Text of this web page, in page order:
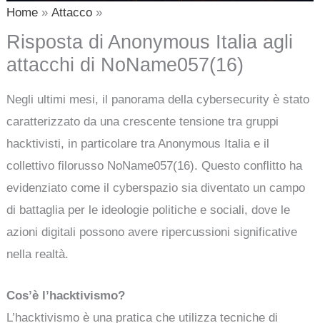
Home Attacco
Risposta di Anonymous Italia agli
attacchi di NoName057(16)
Negli ultimi mesi, il panorama della cybersecurity è stato
caratterizzato da una crescente tensione tra gruppi
hacktivisti, in particolare tra Anonymous Italia e il
collettivo filorusso NoName057(16). Questo conflitto ha
evidenziato come il cyberspazio sia diventato un campo
di battaglia per le ideologie politiche e sociali, dove le
azioni digitali possono avere ripercussioni significative
nella realtà.
Cos’è l’hacktivismo?
L’hacktivismo è una pratica che utilizza tecniche di